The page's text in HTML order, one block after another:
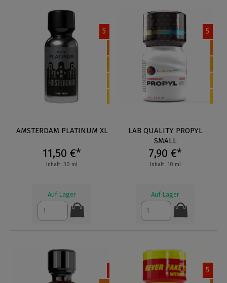
5
AMSTERDAM PLATINUM XL
11,50 €*
Inhalt: 30 ml
Auf Lager
5
LAB QUALITY PROPYL
SMALL
7,90 €*
Inhalt: 10 ml
Auf Lager
5